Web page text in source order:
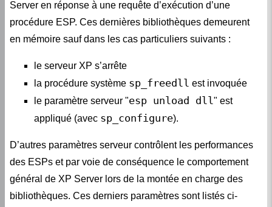
Server en réponse à une requête d’exécution d’une
procédure ESP. Ces dernières bibliothèques demeurent
en mémoire sauf dans les cas particuliers suivants :
le serveur XP s’arrête
la procédure système sp_freedll est invoquée
le paramètre serveur "esp unload dll" est
appliqué (avec sp_configure).
D’autres paramètres serveur contrôlent les performances
des ESPs et par voie de conséquence le comportement
général de XP Server lors de la montée en charge des
bibliothèques. Ces derniers paramètres sont listés ci-